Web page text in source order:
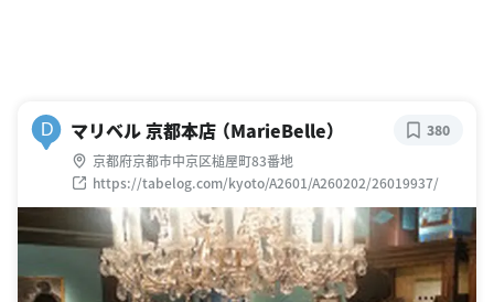
D マリベル 京都本店 （MarieBelle）
京都府京都市中京区槌屋町83番地
https://tabelog.com/kyoto/A2601/A260202/26019937/
380